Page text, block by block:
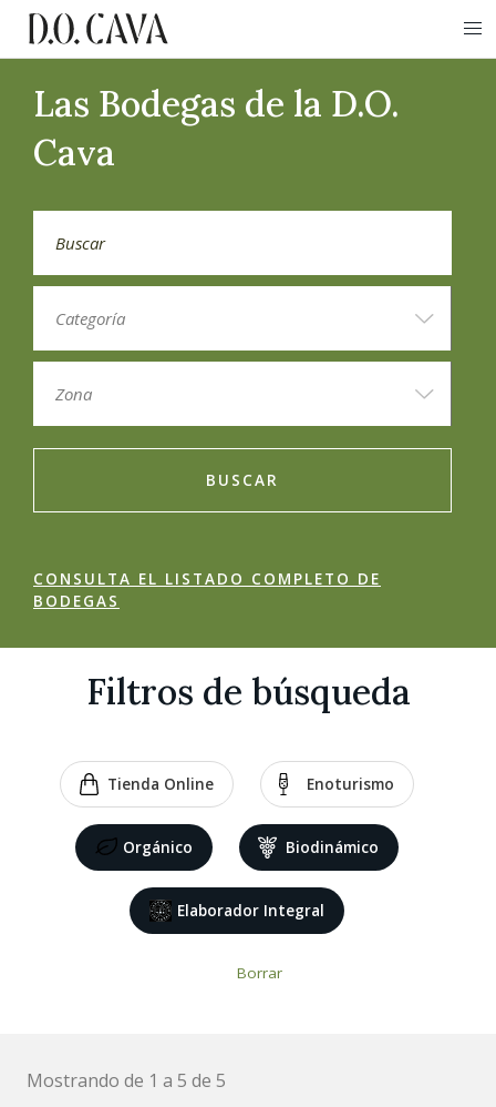
Las Bodegas de la D.O.
Cava
BUSCAR
CONSULTA EL LISTADO COMPLETO DE
BODEGAS
Filtros de búsqueda
Tienda Online Enoturismo
Orgánico Biodinámico
Elaborador Integral
Borrar
Mostrando de 1 a 5 de 5